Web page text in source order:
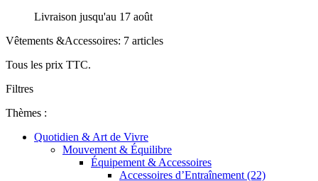
Livraison jusqu'au 17 août
Vêtements &Accessoires: 7 articles
Tous les prix TTC.
Filtres
Thèmes :
Quotidien & Art de Vivre
Mouvement & Équilibre
Équipement & Accessoires
Accessoires d’Entraînement (22)